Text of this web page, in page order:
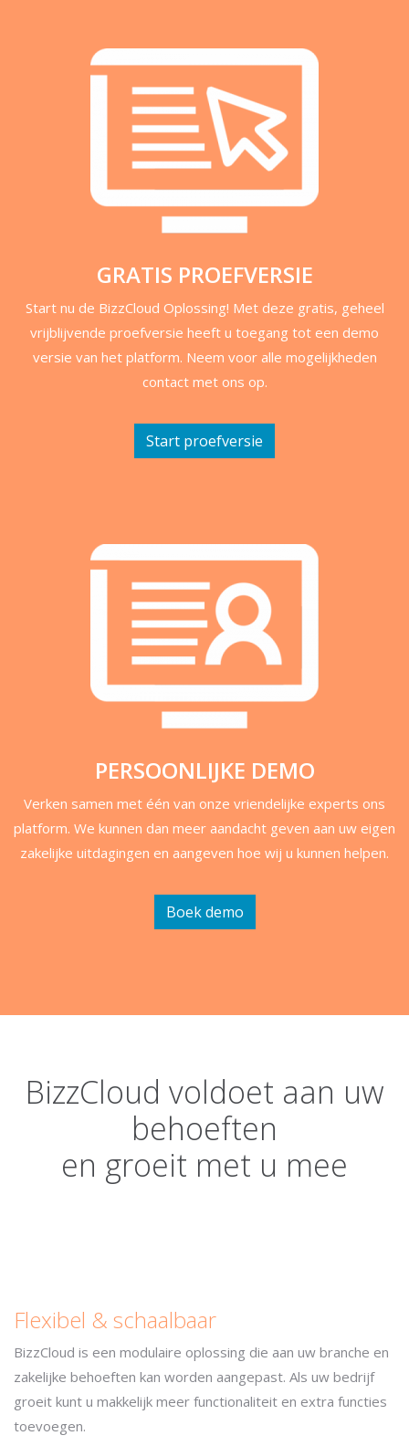
GRATIS PROEFVERSIE
Start nu de BizzCloud Oplossing! Met deze gratis, geheel
vrijblijvende proefversie heeft u toegang tot een demo
versie van het platform. Neem voor alle mogelijkheden
contact met ons op.
Start proefversie
PERSOONLIJKE DEMO
Verken samen met één van onze vriendelijke experts ons
platform. We kunnen dan meer aandacht geven aan uw eigen
zakelijke uitdagingen en aangeven hoe wij u kunnen helpen.
Boek demo
BizzCloud voldoet aan uw
behoeften
en groeit met u mee
Flexibel & schaalbaar
BizzCloud is een modulaire oplossing die aan uw branche en
zakelijke behoeften kan worden aangepast. Als uw bedrijf
groeit kunt u makkelijk meer functionaliteit en extra functies
toevoegen.